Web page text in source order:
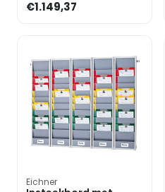
€1.149,37
Eichner